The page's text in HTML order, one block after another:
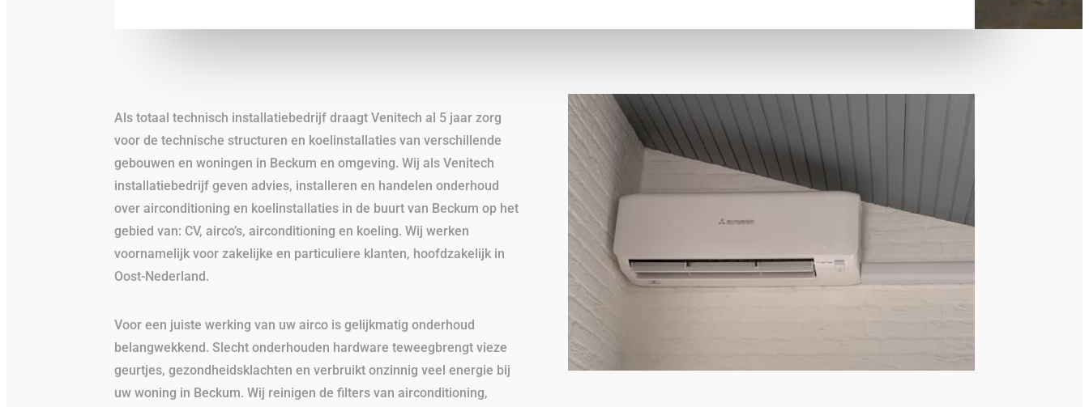
Als totaal technisch installatiebedrijf draagt Venitech al 5 jaar zorg
voor de technische structuren en koelinstallaties van verschillende
gebouwen en woningen in Beckum en omgeving. Wij als Venitech
installatiebedrijf geven advies, installeren en handelen onderhoud
over airconditioning en koelinstallaties in de buurt van Beckum op het
gebied van: CV, airco’s, airconditioning en koeling. Wij werken
voornamelijk voor zakelijke en particuliere klanten, hoofdzakelijk in
Oost-Nederland.
Voor een juiste werking van uw airco is gelijkmatig onderhoud
belangwekkend. Slecht onderhouden hardware teweegbrengt vieze
geurtjes, gezondheidsklachten en verbruikt onzinnig veel energie bij
uw woning in Beckum. Wij reinigen de filters van airconditioning,